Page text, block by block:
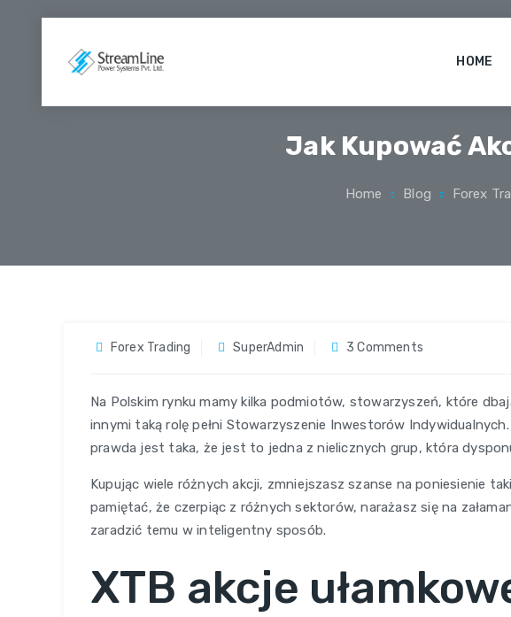
HOME
Jak Kupować
Home Blog Forex
Forex Trading SuperAdmin 3 Comments
po
kroku
Na Polskim rynku mamy kilka podmiotów, stowarzyszeń, które
innymi taką rolę pełni Stowarzyszenie Inwestorów
prawda jest taka, że jest to jedna z nielicznych grup, która
Kupując wiele różnych akcji, zmniejszasz szanse na poniesienie
pamiętać, że czerpiąc z różnych sektorów, narażasz się na
zaradzić temu w inteligentny sposób.
XTB akcje